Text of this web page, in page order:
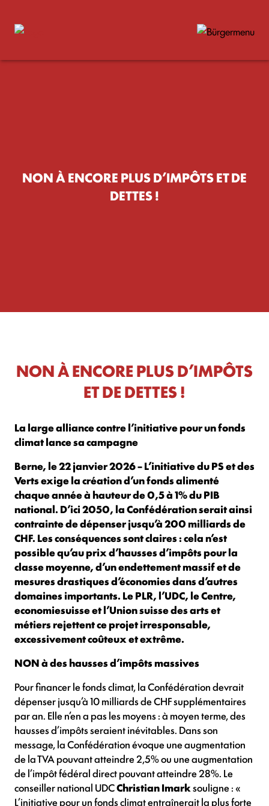
NON À ENCORE PLUS D’IMPÔTS ET DE
DETTES !
NON À ENCORE PLUS D’IMPÔTS
ET DE DETTES !
La large alliance contre l’initiative pour un fonds
climat lance sa campagne
Berne, le 22 janvier 2026 – L’initiative du PS et des
Verts exige la création d’un fonds alimenté
chaque année à hauteur de 0,5 à 1% du PIB
national. D’ici 2050, la Confédération serait ainsi
contrainte de dépenser jusqu’à 200 milliards de
CHF. Les conséquences sont claires : cela n’est
possible qu’au prix d’hausses d’impôts pour la
classe moyenne, d’un endettement massif et de
mesures drastiques d’économies dans d’autres
domaines importants. Le PLR, l’UDC, le Centre,
economiesuisse et l’Union suisse des arts et
métiers rejettent ce projet irresponsable,
excessivement coûteux et extrême.
NON à des hausses d’impôts massives
Pour financer le fonds climat, la Confédération devrait
dépenser jusqu’à 10 milliards de CHF supplémentaires
par an. Elle n’en a pas les moyens : à moyen terme, des
hausses d’impôts seraient inévitables. Dans son
message, la Confédération évoque une augmentation
de la TVA pouvant atteindre 2,5% ou une augmentation
de l’impôt fédéral direct pouvant atteindre 28%. Le
conseiller national UDCChristian Imarksouligne : «
L’initiative pour un fonds climat entraînerait la plus forte